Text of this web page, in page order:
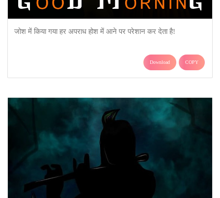
जोश में किया गया हर अपराध होश में आने पर परेशान कर देता है!
Download COPY